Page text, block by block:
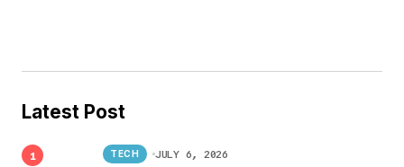
Latest Post
TECH JULY 6, 2026